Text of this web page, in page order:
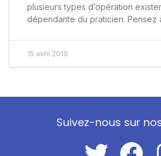
plusieurs types d’opération
dépendante du praticien. Pensez
15 avril 2019
Suivez-nous sur